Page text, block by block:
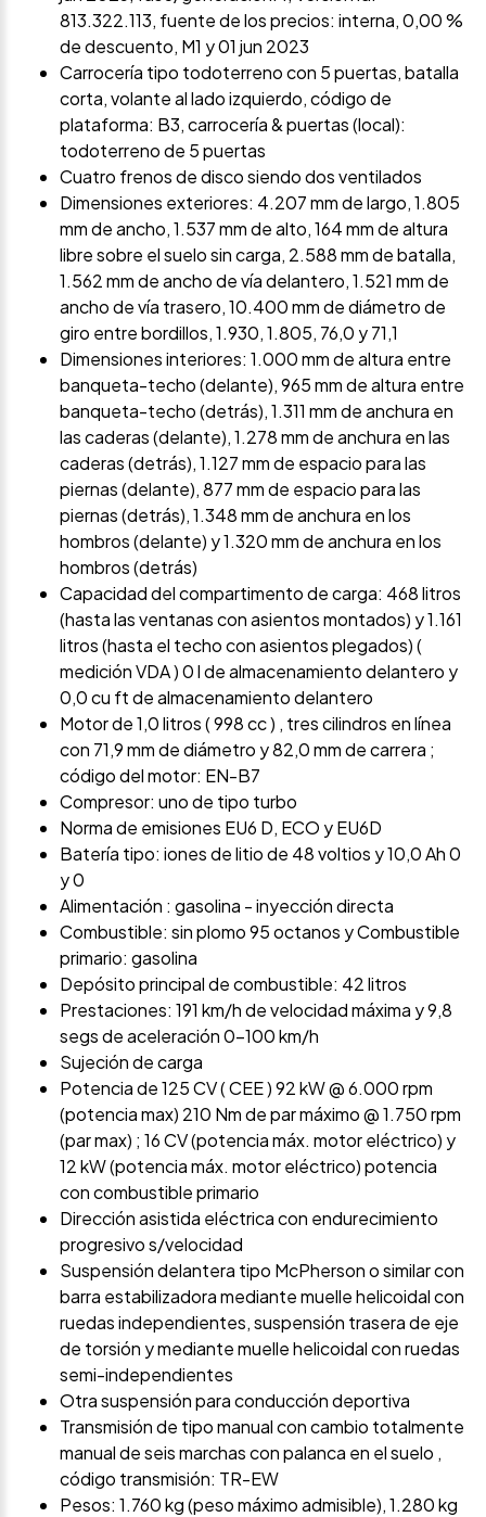
813.322.113, fuente de los precios: interna, 0,00 %
de descuento, M1 y 01 jun 2023
Carrocería tipo todoterreno con 5 puertas, batalla
corta, volante al lado izquierdo, código de
plataforma: B3, carrocería & puertas (local):
todoterreno de 5 puertas
Cuatro frenos de disco siendo dos ventilados
Dimensiones exteriores: 4.207 mm de largo, 1.805
mm de ancho, 1.537 mm de alto, 164 mm de altura
libre sobre el suelo sin carga, 2.588 mm de batalla,
1.562 mm de ancho de vía delantero, 1.521 mm de
ancho de vía trasero, 10.400 mm de diámetro de
giro entre bordillos, 1.930, 1.805, 76,0 y 71,1
Dimensiones interiores: 1.000 mm de altura entre
banqueta-techo (delante), 965 mm de altura entre
banqueta-techo (detrás), 1.311 mm de anchura en
las caderas (delante), 1.278 mm de anchura en las
caderas (detrás), 1.127 mm de espacio para las
piernas (delante), 877 mm de espacio para las
piernas (detrás), 1.348 mm de anchura en los
hombros (delante) y 1.320 mm de anchura en los
hombros (detrás)
Capacidad del compartimento de carga: 468 litros
(hasta las ventanas con asientos montados) y 1.161
litros (hasta el techo con asientos plegados) (
medición VDA ) 0 l de almacenamiento delantero y
0,0 cu ft de almacenamiento delantero
Motor de 1,0 litros ( 998 cc ) , tres cilindros en línea
con 71,9 mm de diámetro y 82,0 mm de carrera ;
código del motor: EN-B7
Compresor: uno de tipo turbo
Norma de emisiones EU6 D, ECO y EU6D
Batería tipo: iones de litio de 48 voltios y 10,0 Ah 0
y 0
Alimentación : gasolina - inyección directa
Combustible: sin plomo 95 octanos y Combustible
primario: gasolina
Depósito principal de combustible: 42 litros
Prestaciones: 191 km/h de velocidad máxima y 9,8
segs de aceleración 0-100 km/h
Sujeción de carga
Potencia de 125 CV ( CEE ) 92 kW @ 6.000 rpm
(potencia max) 210 Nm de par máximo @ 1.750 rpm
(par max) ; 16 CV (potencia máx. motor eléctrico) y
12 kW (potencia máx. motor eléctrico) potencia
con combustible primario
Dirección asistida eléctrica con endurecimiento
progresivo s/velocidad
Suspensión delantera tipo McPherson o similar con
barra estabilizadora mediante muelle helicoidal con
ruedas independientes, suspensión trasera de eje
de torsión y mediante muelle helicoidal con ruedas
semi-independientes
Otra suspensión para conducción deportiva
Transmisión de tipo manual con cambio totalmente
manual de seis marchas con palanca en el suelo ,
código transmisión: TR-EW
Pesos: 1.760 kg (peso máximo admisible), 1.280 kg